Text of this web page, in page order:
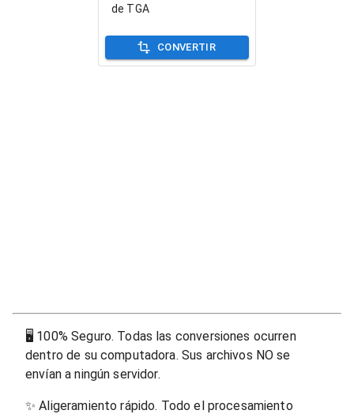
de TGA
CONVERTIR
🖥 100% Seguro. Todas las conversiones ocurren
dentro de su computadora. Sus archivos NO se
envían a ningún servidor.
✨Aligeramiento rápido. Todo el procesamiento